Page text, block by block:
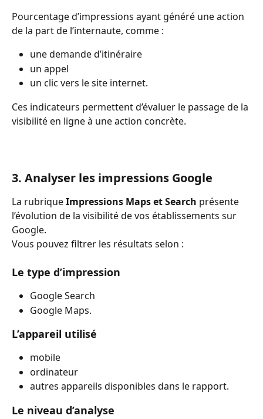
Pourcentage d’impressions ayant généré une action
de la part de l’internaute, comme :
une demande d’itinéraire
un appel
un clic vers le site internet.
Ces indicateurs permettent d’évaluer le passage de la
visibilité en ligne à une action concrète.
3. Analyser les impressions Google
La rubrique Impressions Maps et Search présente
l’évolution de la visibilité de vos établissements sur
Google.
Vous pouvez filtrer les résultats selon :
Le type d’impression
Google Search
Google Maps.
L’appareil utilisé
mobile
ordinateur
autres appareils disponibles dans le rapport.
Le niveau d’analyse